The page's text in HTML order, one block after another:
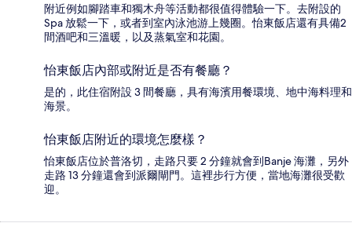
附近例如腳踏車和獨木舟等活動都很值得體驗一下。去附設的
Spa 放鬆一下，或者到室內泳池游上幾圈。怡東飯店還有具備2
間酒吧和三溫暖，以及蒸氣室和花園。
怡東飯店內部或附近是否有餐廳？
是的，此住宿附設 3 間餐廳，具有海濱用餐環境、地中海料理和
海景。
怡東飯店附近的環境怎麼樣？
怡東飯店位於普洛切，走路只要 2 分鐘就會到Banje 海灘，另外
走路 13 分鐘還會到派爾閘門。這裡步行方便，當地海灘很受歡
迎。